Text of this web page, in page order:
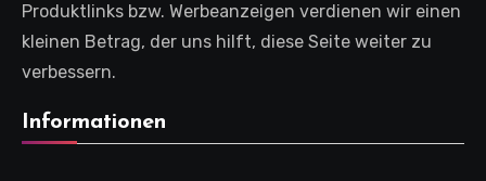
Produktlinks bzw. Werbeanzeigen verdienen wir einen
kleinen Betrag, der uns hilft, diese Seite weiter zu
verbessern.
Informationen